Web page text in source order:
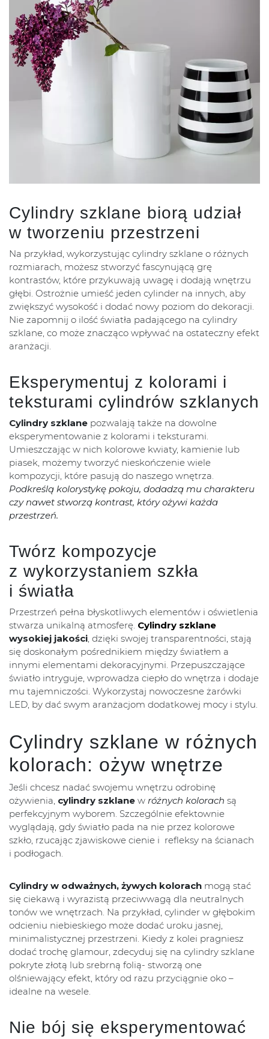
Cylindry szklane biorą udział
w tworzeniu przestrzeni
Na przykład, wykorzystując cylindry szklane o różnych
rozmiarach, możesz stworzyć fascynującą grę
kontrastów, które przykuwają uwagę i dodają wnętrzu
głębi. Ostrożnie umieść jeden cylinder na innych, aby
zwiększyć wysokość i dodać nowy poziom do dekoracji.
Nie zapomnij o ilość światła padającego na cylindry
szklane, co może znacząco wpływać na ostateczny efekt
aranżacji.
Eksperymentuj z kolorami i
teksturami cylindrów szklanych
Cylindry szklane pozwalają także na dowolne
eksperymentowanie z kolorami i teksturami.
Umieszczając w nich kolorowe kwiaty, kamienie lub
piasek, możemy tworzyć nieskończenie wiele
kompozycji, które pasują do naszego wnętrza.
Podkreślą kolorystykę pokoju, dodadzą mu charakteru
czy nawet stworzą kontrast, który ożywi każda
przestrzeń.
Twórz kompozycje
z wykorzystaniem szkła
i światła
Przestrzeń pełna błyskotliwych elementów i oświetlenia
stwarza unikalną atmosferę. Cylindry szklane
wysokiej jakości, dzięki swojej transparentności, stają
się doskonałym pośrednikiem między światłem a
innymi elementami dekoracyjnymi. Przepuszczające
światło intryguje, wprowadza ciepło do wnętrza i dodaje
mu tajemniczości. Wykorzystaj nowoczesne żarówki
LED, by dać swym aranżacjom dodatkowej mocy i stylu.
Cylindry szklane w różnych
kolorach: ożyw wnętrze
Jeśli chcesz nadać swojemu wnętrzu odrobinę
ożywienia, cylindry szklane w różnych kolorach są
perfekcyjnym wyborem. Szczególnie efektownie
wyglądają, gdy światło pada na nie przez kolorowe
szkło, rzucając zjawiskowe cienie i refleksy na ścianach
i podłogach.
Cylindry w odważnych, żywych kolorach mogą stać
się ciekawą i wyrazistą przeciwwagą dla neutralnych
tonów we wnętrzach. Na przykład, cylinder w głębokim
odcieniu niebieskiego może dodać uroku jasnej,
minimalistycznej przestrzeni. Kiedy z kolei pragniesz
dodać trochę glamour, zdecyduj się na cylindry szklane
pokryte złotą lub srebrną folią- stworzą one
olśniewający efekt, który od razu przyciągnie oko –
idealne na wesele.
Nie bój się eksperymentować